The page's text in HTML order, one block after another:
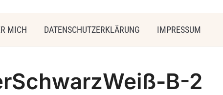
MICH DATENSCHUTZERKLÄRUNG IMPRESSUM
B-2